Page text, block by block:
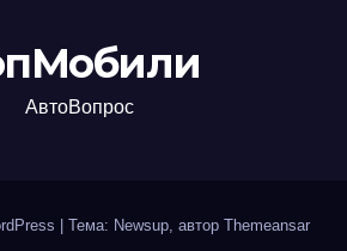
АвтоВопрос
Тема: Newsup, автор Themeansar